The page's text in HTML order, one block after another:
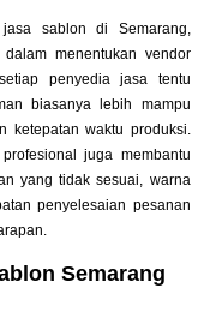
sablon di Semarang,
menentukan vendor
penyedia jasa tentu
biasanya lebih mampu
ketepatan waktu produksi.
juga membantu
yang tidak sesuai, warna
penyelesaian pesanan
Semarang